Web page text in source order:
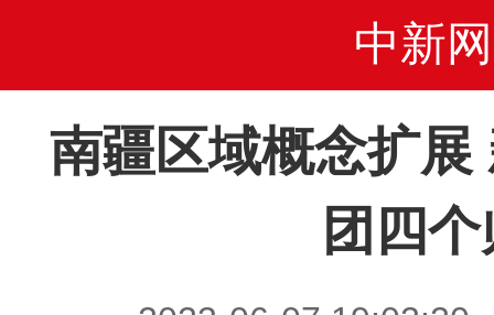
中新网
南疆区域概念扩展
团四